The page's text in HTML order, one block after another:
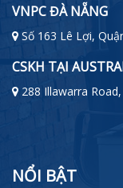
VNPC ĐÀ NẴNG
Số 163 Lê Lợi,
CSKH TẠI
288 Illawarra
NỔI BẬT